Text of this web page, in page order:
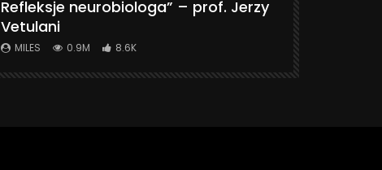
Refleksje neurobiologa” – prof. Jerzy
Vetulani
MILES 0.9M 8.6K